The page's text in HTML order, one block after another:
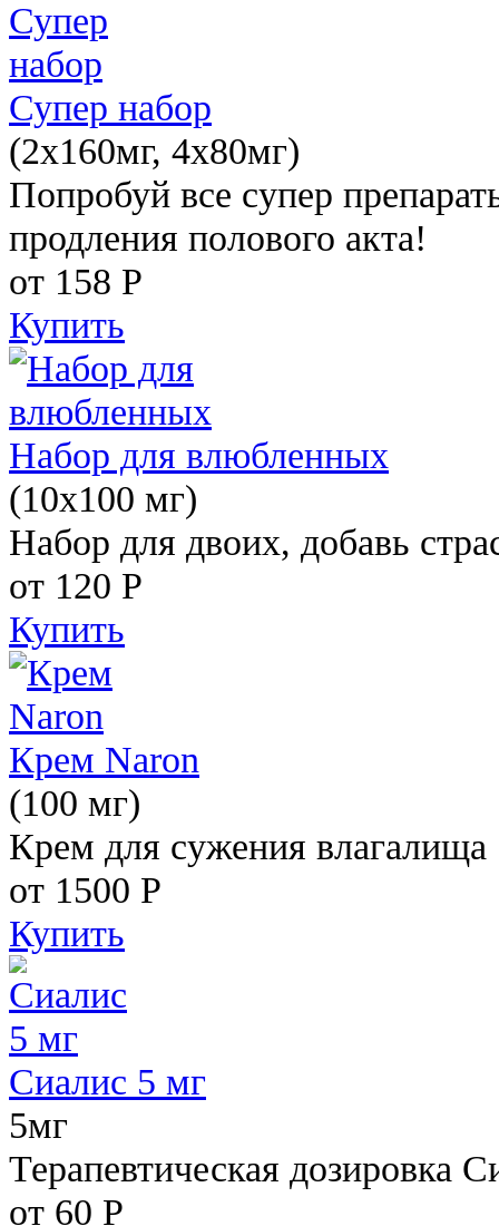
Супер набор
(2х160мг, 4х80мг)
Попробуй все супер
продления полового акта!
от 158 Р
Купить
Набор для влюбленных
(10х100 мг)
Набор для двоих, добавь
от 120 Р
Купить
Крем Naron
(100 мг)
Крем для сужения влагалища
от 1500 Р
Купить
Сиалис 5 мг
5мг
Терапевтическая дозировка
от 60 Р